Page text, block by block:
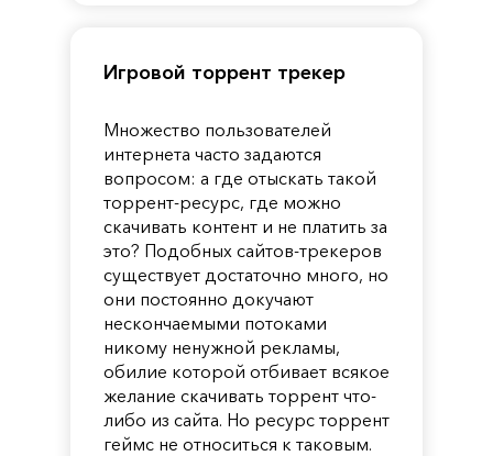
Игровой торрент трекер
Множество пользователей
интернета часто задаются
вопросом: а где отыскать такой
торрент-ресурс, где можно
скачивать контент и не платить за
это? Подобных сайтов-трекеров
существует достаточно много, но
они постоянно докучают
нескончаемыми потоками
никому ненужной рекламы,
обилие которой отбивает всякое
желание скачивать торрент что-
либо из сайта. Но ресурс торрент
геймс не относиться к таковым.